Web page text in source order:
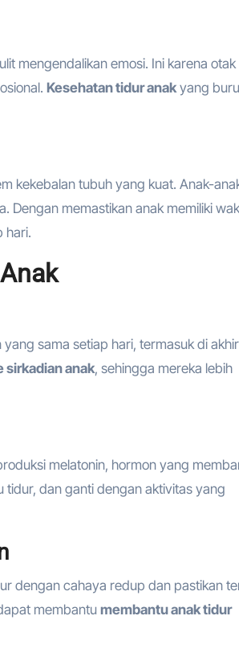
mengendalikan emosi. Ini karena otak
Kesehatan tidur anakyang
kekebalan tubuh yang kuat. Anak-
Dengan memastikan anak memiliki
hari.
sama setiap hari, termasuk di akhir
sirkadian anak, sehingga mereka lebih
melatonin, hormon yang
tidur, dan ganti dengan aktivitas yang
dengan cahaya redup dan pastikan
membantu membantu anak tidur